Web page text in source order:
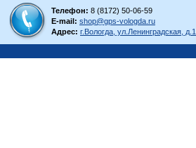
Телефон: 8 (8172) 50-06-59
E-mail: shop@gps-vologda.ru
Адрес: г.Вологда, ул.Ленинградская,